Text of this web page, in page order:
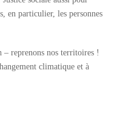
en particulier, les personnes
– reprenons nos territoires !
climatique et à